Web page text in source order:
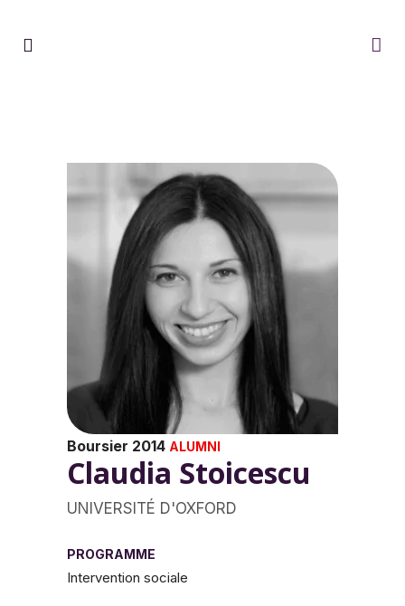
Boursier 2014 ALUMNI
Claudia Stoicescu
UNIVERSITÉ D'OXFORD
PROGRAMME
Intervention sociale